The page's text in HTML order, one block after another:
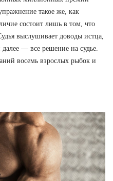
такое же, как
состоит лишь в том, что
выслушивает доводы истца,
— все решение на судье.
восемь взрослых рыбок и